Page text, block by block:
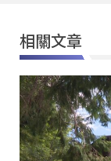
相關文章